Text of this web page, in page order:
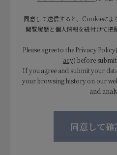
同意して送信すると、Cookieによ
閲覧履歴と個人情報を紐付けて把
Please agree to the Privacy Policy(
acy) before
If you agree and submit your
your browsing history on our
and
同意して